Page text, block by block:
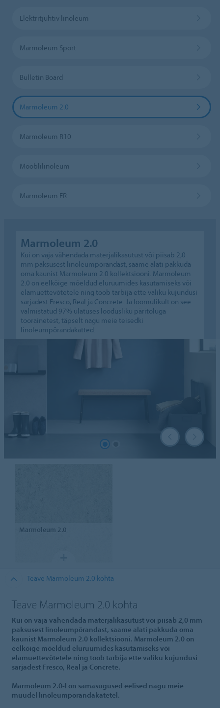
Elektritjuhtiv linoleum
Marmoleum Sport
Bulletin Board
Marmoleum 2.0
Marmoleum R10
Mööblilinoleum
Marmoleum FR
Marmoleum 2.0
Kui on vaja vähendada materjalikasutust või piisab 2,0
mm paksusest linoleumpõrandast, saame alati pakkuda
oma kaunist Marmoleum 2.0 kollektsiooni. Marmoleum
2.0 on eelkõige mõeldud eluruumides kasutamiseks või
elamuettevõtetele ning toob tarbija ette valiku kujundusi
sarjadest Fresco, Real ja Concrete. Ja loomulikult on see
valmistatud 97% ulatuses loodusliku päritoluga
toorainetest, täpselt nagu meie teisedki
linoleumpõrandakatted.
Marmoleum 2.0
Teave Marmoleum 2.0 kohta
Teave Marmoleum 2.0 kohta
Kui on vaja vähendada materjalikasutust või piisab 2,0 mm
paksusest linoleumpõrandast, saame alati pakkuda oma
kaunist Marmoleum 2.0 kollektsiooni. Marmoleum 2.0 on
eelkõige mõeldud eluruumides kasutamiseks või
elamuettevõtetele ning toob tarbija ette valiku kujundusi
sarjadest Fresco, Real ja Concrete.
Marmoleum 2.0-l on samasugused eelised nagu meie
muudel linoleumpõrandakatetel.